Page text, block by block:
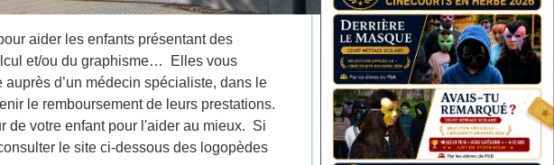
aider les enfants présentant des
et/ou du graphisme… Elles vous
d’un médecin spécialiste, dans le
le remboursement de leurs prestations.
de votre enfant pour l'aider au mieux. Si
le site ci-dessous des logopèdes